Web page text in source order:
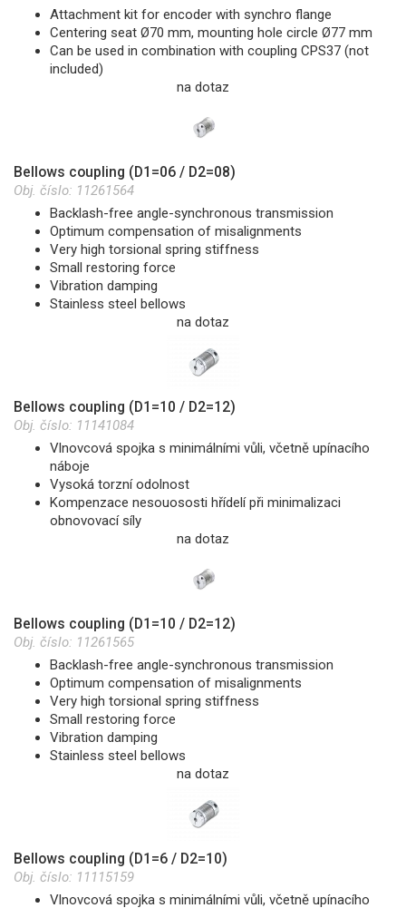
Attachment kit for encoder with synchro flange
Centering seat Ø70 mm, mounting hole circle Ø77 mm
Can be used in combination with coupling CPS37 (not
included)
na dotaz
Bellows coupling (D1=06 / D2=08)
Obj. číslo: 11261564
Backlash-free angle-synchronous transmission
Optimum compensation of misalignments
Very high torsional spring stiffness
Small restoring force
Vibration damping
Stainless steel bellows
na dotaz
Bellows coupling (D1=10 / D2=12)
Obj. číslo: 11141084
Vlnovcová spojka s minimálními vůli, včetně upínacího
náboje
Vysoká torzní odolnost
Kompenzace nesouososti hřídelí při minimalizaci
obnovovací síly
na dotaz
Bellows coupling (D1=10 / D2=12)
Obj. číslo: 11261565
Backlash-free angle-synchronous transmission
Optimum compensation of misalignments
Very high torsional spring stiffness
Small restoring force
Vibration damping
Stainless steel bellows
na dotaz
Bellows coupling (D1=6 / D2=10)
Obj. číslo: 11115159
Vlnovcová spojka s minimálními vůli, včetně upínacího